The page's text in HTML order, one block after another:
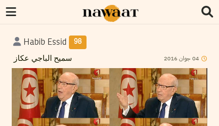
Habib Essid 98
سميح الباجي عكاز 04جوان2016